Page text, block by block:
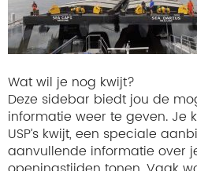
Wat wil je nog kwijt?
Deze sidebar biedt jou de
informatie weer te geven. Je
USP’s kwijt, een speciale
aanvullende informatie over